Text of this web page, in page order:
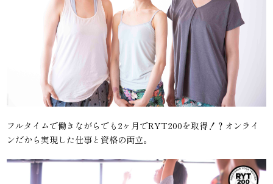
フルタイムで働きながらでも2ヶ月でRYT200を取得！？オンライ
ンだから実現した仕事と資格の両立。